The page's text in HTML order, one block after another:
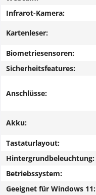
Infrarot-Kamera:
Kartenleser:
Biometriesensoren:
Sicherheitsfeatures:
Anschlüsse:
Akku:
Tastaturlayout:
Hintergrundbeleuchtung:
Betriebssystem:
Geeignet für Windows 11: